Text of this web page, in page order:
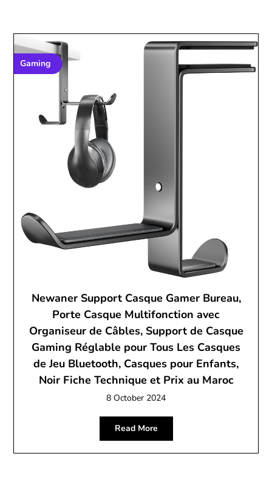
Gaming
Newaner Support Casque Gamer Bureau,
Porte Casque Multifonction avec
Organiseur de Câbles, Support de Casque
Gaming Réglable pour Tous Les Casques
de Jeu Bluetooth, Casques pour Enfants,
Noir Fiche Technique et Prix au Maroc
8 October 2024
Read More